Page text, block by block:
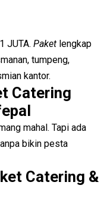
JUTA. Paket lengkap
tumpeng,
kantor.
Catering
mahal. Tapi ada
bikin pesta
Catering &